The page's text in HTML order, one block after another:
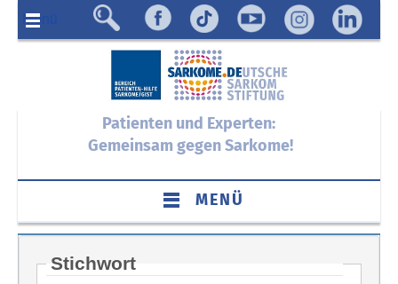
Menü
Patienten und Experten:
Gemeinsam gegen Sarkome!
MENÜ
Stichwort